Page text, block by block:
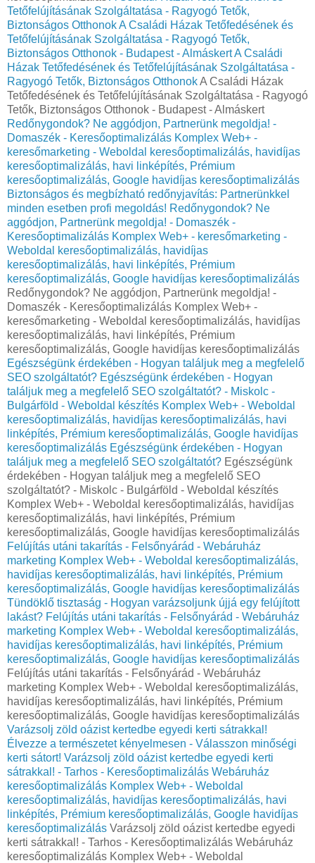
Tetőfelújításának Szolgáltatása - Ragyogó Tetők,
Biztonságos OtthonokA Családi Házak Tetőfedésének és
Tetőfelújításának Szolgáltatása - Ragyogó Tetők,
Biztonságos Otthonok - Budapest - AlmáskertA Családi
Házak Tetőfedésének és Tetőfelújításának Szolgáltatása -
Ragyogó Tetők, Biztonságos OtthonokA Családi Házak
Tetőfedésének és Tetőfelújításának Szolgáltatása - Ragyogó
Tetők, Biztonságos Otthonok - Budapest - Almáskert
Redőnygondok? Ne aggódjon, Partnerünk megoldja! -
Domaszék - Keresőoptimalizálás Komplex Web+ -
keresőmarketing - Weboldal keresőoptimalizálás, havidíjas
keresőoptimalizálás, havi linképítés, Prémium
keresőoptimalizálás, Google havidíjas keresőoptimalizálás
Biztonságos és megbízható redőnyjavítás: Partnerünkkel
minden esetben profi megoldás! Redőnygondok? Ne
aggódjon, Partnerünk megoldja! - Domaszék -
Keresőoptimalizálás Komplex Web+ - keresőmarketing -
Weboldal keresőoptimalizálás, havidíjas
keresőoptimalizálás, havi linképítés, Prémium
keresőoptimalizálás, Google havidíjas keresőoptimalizálás
Redőnygondok? Ne aggódjon, Partnerünk megoldja! -
Domaszék - Keresőoptimalizálás Komplex Web+ -
keresőmarketing - Weboldal keresőoptimalizálás, havidíjas
keresőoptimalizálás, havi linképítés, Prémium
keresőoptimalizálás, Google havidíjas keresőoptimalizálás
Egészségünk érdekében - Hogyan találjuk meg a megfelelő
SEO szolgáltatót? Egészségünk érdekében - Hogyan
találjuk meg a megfelelő SEO szolgáltatót? - Miskolc -
Bulgárföld - Weboldal készítés Komplex Web+ - Weboldal
keresőoptimalizálás, havidíjas keresőoptimalizálás, havi
linképítés, Prémium keresőoptimalizálás, Google havidíjas
keresőoptimalizálás Egészségünk érdekében - Hogyan
találjuk meg a megfelelő SEO szolgáltatót? Egészségünk
érdekében - Hogyan találjuk meg a megfelelő SEO
szolgáltatót? - Miskolc - Bulgárföld - Weboldal készítés
Komplex Web+ - Weboldal keresőoptimalizálás, havidíjas
keresőoptimalizálás, havi linképítés, Prémium
keresőoptimalizálás, Google havidíjas keresőoptimalizálás
Felújítás utáni takarítás - Felsőnyárád - Webáruház
marketing Komplex Web+ - Weboldal keresőoptimalizálás,
havidíjas keresőoptimalizálás, havi linképítés, Prémium
keresőoptimalizálás, Google havidíjas keresőoptimalizálás
Tündöklő tisztaság - Hogyan varázsoljunk újjá egy felújított
lakást? Felújítás utáni takarítás - Felsőnyárád - Webáruház
marketing Komplex Web+ - Weboldal keresőoptimalizálás,
havidíjas keresőoptimalizálás, havi linképítés, Prémium
keresőoptimalizálás, Google havidíjas keresőoptimalizálás
Felújítás utáni takarítás - Felsőnyárád - Webáruház
marketing Komplex Web+ - Weboldal keresőoptimalizálás,
havidíjas keresőoptimalizálás, havi linképítés, Prémium
keresőoptimalizálás, Google havidíjas keresőoptimalizálás
Varázsolj zöld oázist kertedbe egyedi kerti sátrakkal!
Élvezze a természetet kényelmesen - Válasszon minőségi
kerti sátort! Varázsolj zöld oázist kertedbe egyedi kerti
sátrakkal! - Tarhos - Keresőoptimalizálás Webáruház
keresőoptimalizálás Komplex Web+ - Weboldal
keresőoptimalizálás, havidíjas keresőoptimalizálás, havi
linképítés, Prémium keresőoptimalizálás, Google havidíjas
keresőoptimalizálás Varázsolj zöld oázist kertedbe egyedi
kerti sátrakkal! - Tarhos - Keresőoptimalizálás Webáruház
keresőoptimalizálás Komplex Web+ - Weboldal